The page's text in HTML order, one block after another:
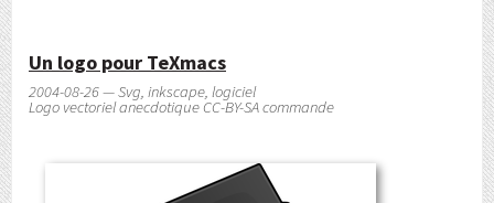
Un logo pour TeXmacs
2004-08-26 — Svg, inkscape, logiciel
Logo vectoriel anecdotique CC-BY-SA commande